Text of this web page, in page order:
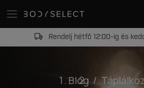
Rendelj hétfő 12:00-ig és
Blog